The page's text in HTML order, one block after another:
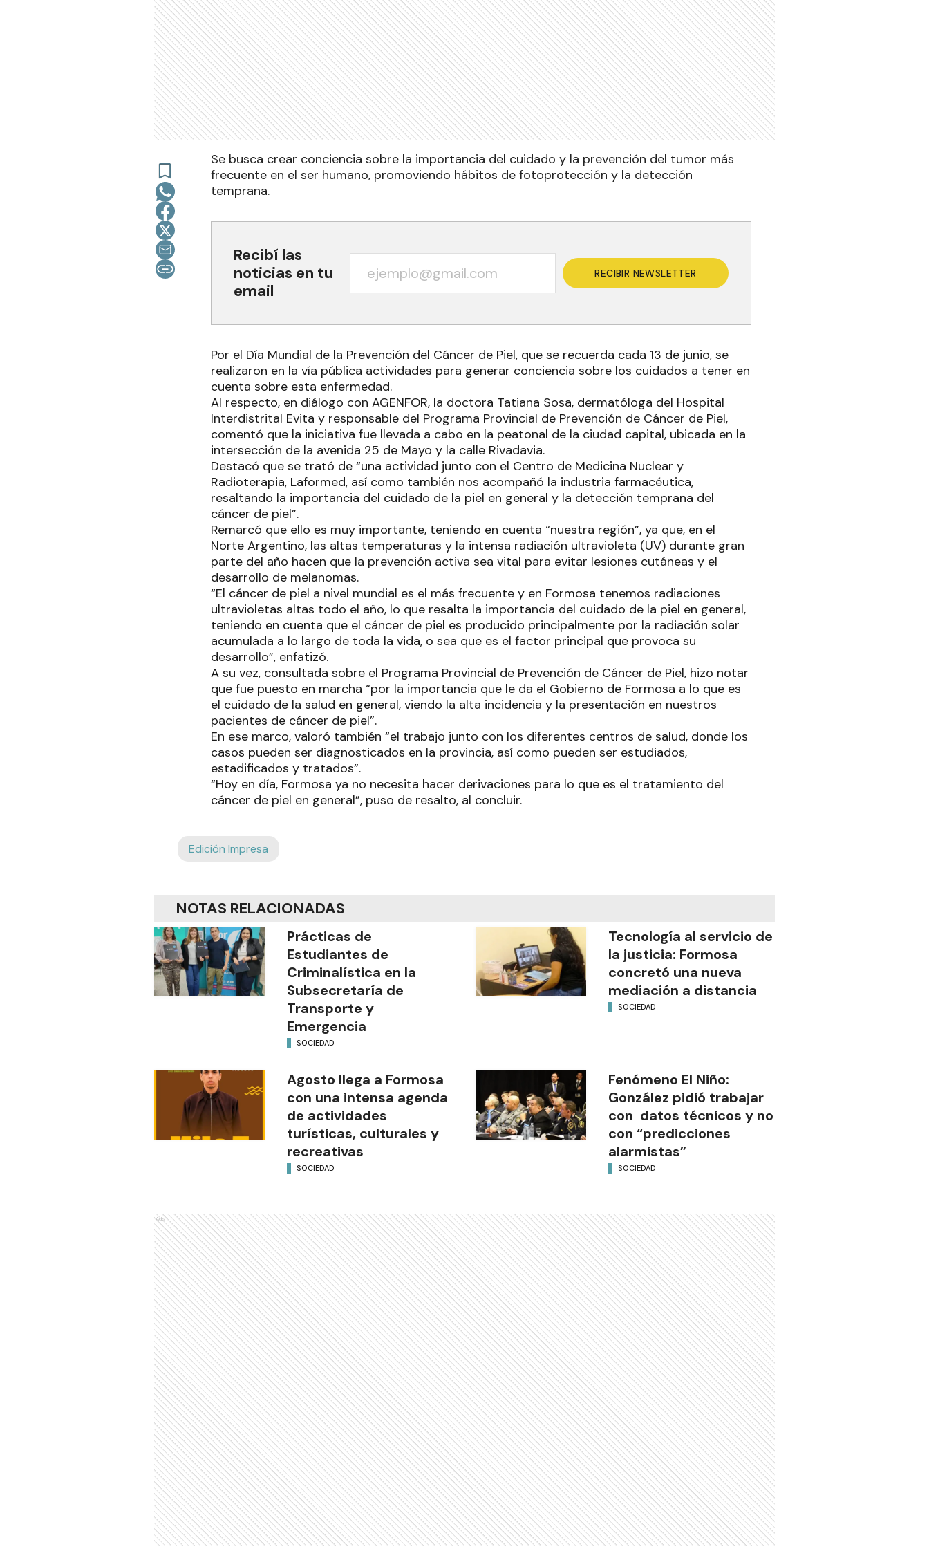
Se busca crear conciencia sobre la importancia del cuidado y la prevención del tumor más
frecuente en el ser humano, promoviendo hábitos de fotoprotección y la detección
temprana.
Recibí las
noticias en tu
email
RECIBIR NEWSLETTER
Por el Día Mundial de la Prevención del Cáncer de Piel, que se recuerda cada 13 de junio, se
realizaron en la vía pública actividades para generar conciencia sobre los cuidados a tener en
cuenta sobre esta enfermedad.
Al respecto, en diálogo con AGENFOR, la doctora Tatiana Sosa, dermatóloga del Hospital
Interdistrital Evita y responsable del Programa Provincial de Prevención de Cáncer de Piel,
comentó que la iniciativa fue llevada a cabo en la peatonal de la ciudad capital, ubicada en la
intersección de la avenida 25 de Mayo y la calle Rivadavia.
Destacó que se trató de “una actividad junto con el Centro de Medicina Nuclear y
Radioterapia, Laformed, así como también nos acompañó la industria farmacéutica,
resaltando la importancia del cuidado de la piel en general y la detección temprana del
cáncer de piel”.
Remarcó que ello es muy importante, teniendo en cuenta “nuestra región”, ya que, en el
Norte Argentino, las altas temperaturas y la intensa radiación ultravioleta (UV) durante gran
parte del año hacen que la prevención activa sea vital para evitar lesiones cutáneas y el
desarrollo de melanomas.
“El cáncer de piel a nivel mundial es el más frecuente y en Formosa tenemos radiaciones
ultravioletas altas todo el año, lo que resalta la importancia del cuidado de la piel en general,
teniendo en cuenta que el cáncer de piel es producido principalmente por la radiación solar
acumulada a lo largo de toda la vida, o sea que es el factor principal que provoca su
desarrollo”, enfatizó.
A su vez, consultada sobre el Programa Provincial de Prevención de Cáncer de Piel, hizo notar
que fue puesto en marcha “por la importancia que le da el Gobierno de Formosa a lo que es
el cuidado de la salud en general, viendo la alta incidencia y la presentación en nuestros
pacientes de cáncer de piel”.
En ese marco, valoró también “el trabajo junto con los diferentes centros de salud, donde los
casos pueden ser diagnosticados en la provincia, así como pueden ser estudiados,
estadificados y tratados”.
“Hoy en día, Formosa ya no necesita hacer derivaciones para lo que es el tratamiento del
cáncer de piel en general”, puso de resalto, al concluir.
Edición Impresa
NOTAS RELACIONADAS
Prácticas de
Estudiantes de
Criminalística en la
Subsecretaría de
Transporte y
Emergencia
SOCIEDAD
Tecnología al servicio de
la justicia: Formosa
concretó una nueva
mediación a distancia
SOCIEDAD
Agosto llega a Formosa
con una intensa agenda
de actividades
turísticas, culturales y
recreativas
SOCIEDAD
Fenómeno El Niño:
González pidió trabajar
con datos técnicos y no
con “predicciones
alarmistas”
SOCIEDAD
Ads